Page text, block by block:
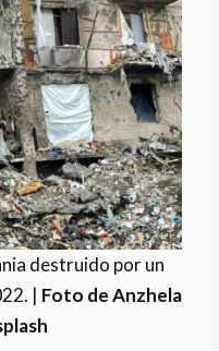
destruido por un
| Foto de Anzhela